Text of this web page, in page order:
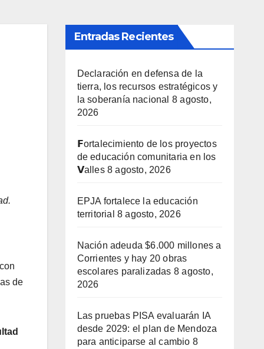
de
Entradas Recientes
Declaración en defensa de la
tierra, los recursos estratégicos y
la soberanía nacional 8 agosto,
2026
𝗙ortalecimiento de los proyectos
de educación comunitaria en los
𝗩alles 8 agosto, 2026
EPJA fortalece la educación
territorial 8 agosto, 2026
Nación adeuda $6.000 millones a
Corrientes y hay 20 obras
escolares paralizadas 8 agosto,
2026
Las pruebas PISA evaluarán IA
desde 2029: el plan de Mendoza
para anticiparse al cambio 8